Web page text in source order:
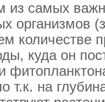
из самых
организмов
количестве
куда он
т.к. на